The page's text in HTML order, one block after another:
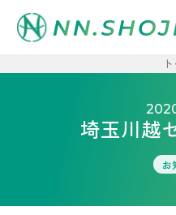
埼玉川越
お